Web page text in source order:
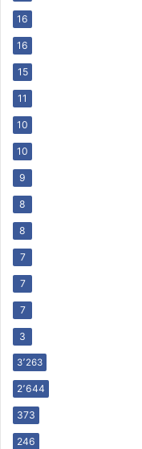
16
16
15
11
10
10
9
8
8
7
7
7
3
3٬263
2٬644
373
246